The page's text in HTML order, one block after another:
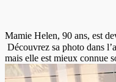
Mamie Helen, 90 ans, est
Découvrez sa photo dans
mais elle est mieux connue